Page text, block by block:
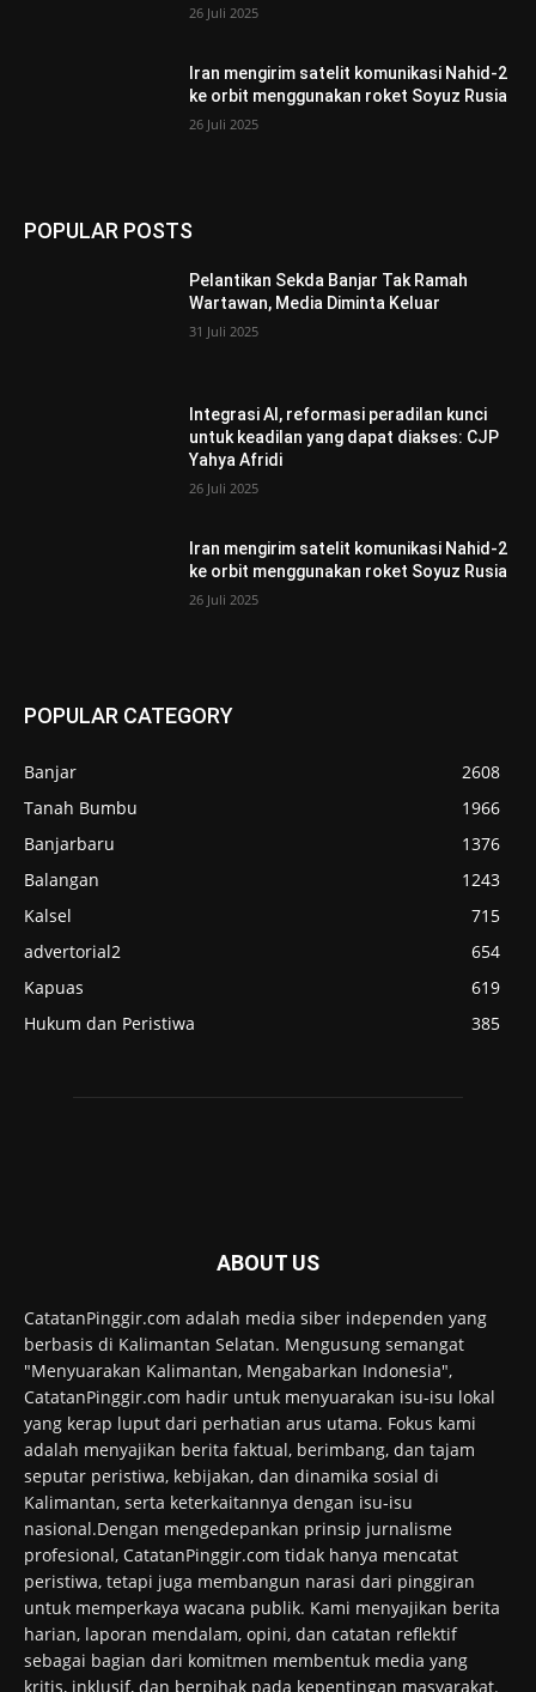
26 Juli 2025
Iran mengirim satelit komunikasi Nahid-2
ke orbit menggunakan roket Soyuz Rusia
26 Juli 2025
POPULAR POSTS
Pelantikan Sekda Banjar Tak Ramah
Wartawan, Media Diminta Keluar
31 Juli 2025
Integrasi AI, reformasi peradilan kunci
untuk keadilan yang dapat diakses: CJP
Yahya Afridi
26 Juli 2025
Iran mengirim satelit komunikasi Nahid-2
ke orbit menggunakan roket Soyuz Rusia
26 Juli 2025
POPULAR CATEGORY
Banjar
2608
Tanah Bumbu
1966
Banjarbaru
1376
Balangan
1243
Kalsel
715
advertorial2
654
Kapuas
619
Hukum dan Peristiwa
385
ABOUT US
CatatanPinggir.com adalah media siber independen yang
berbasis di Kalimantan Selatan. Mengusung semangat
"Menyuarakan Kalimantan, Mengabarkan Indonesia",
CatatanPinggir.com hadir untuk menyuarakan isu-isu lokal
yang kerap luput dari perhatian arus utama. Fokus kami
adalah menyajikan berita faktual, berimbang, dan tajam
seputar peristiwa, kebijakan, dan dinamika sosial di
Kalimantan, serta keterkaitannya dengan isu-isu
nasional.Dengan mengedepankan prinsip jurnalisme
profesional, CatatanPinggir.com tidak hanya mencatat
peristiwa, tetapi juga membangun narasi dari pinggiran
untuk memperkaya wacana publik. Kami menyajikan berita
harian, laporan mendalam, opini, dan catatan reflektif
sebagai bagian dari komitmen membentuk media yang
kritis, inklusif, dan berpihak pada kepentingan masyarakat.